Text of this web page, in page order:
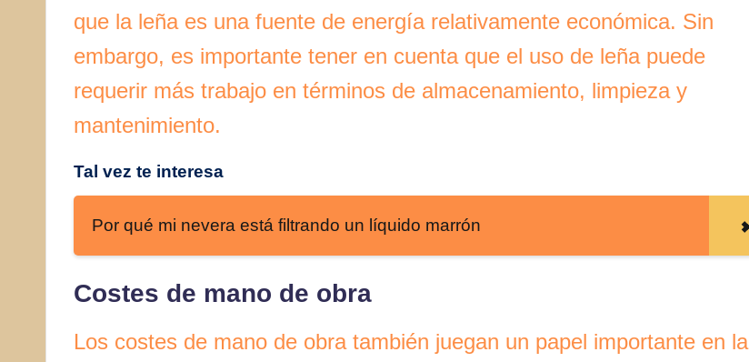
que la leña es una fuente de energía relativamente económica. Sin
embargo, es importante tener en cuenta que el uso de leña puede
requerir más trabajo en términos de almacenamiento, limpieza y
mantenimiento.
Tal vez te interesa
Por qué mi nevera está filtrando un líquido marrón
Costes de mano de obra
Los costes de mano de obra también juegan un papel importante en la